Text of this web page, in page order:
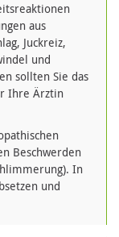
aus
Juckreiz,
und
sollten Sie das
Ihre Ärztin
Beschwerden
In
und